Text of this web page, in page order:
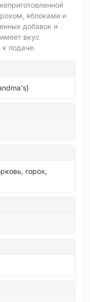
яблоками и
добавок и
вкус
подаче.
горох,